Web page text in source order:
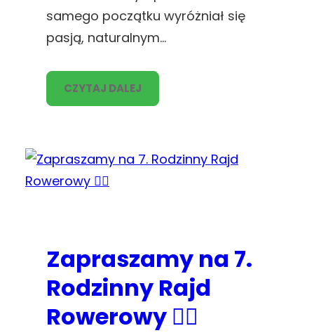
samego początku wyróżniał się
pasją, naturalnym…
CZYTAJ DALEJ
Zapraszamy na 7.
Rodzinny Rajd
Rowerowy 🚴‍♂️